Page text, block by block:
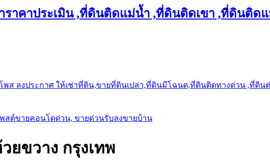
ราคาประเมิน ,ที่ดินติดแม่น้ำ ,ที่ดินติดเขา ,ที่ดินติด
พส ลงประกาศ ให้เช่าที่ดิน,ขายที่ดินเปล่า,ที่ดินมีโฉนด,ที่ดินติดทางด่วน ,ที่ดิน
สต์ขายคอนโดด่วน, ขายด่วนรับลงขายบ้าน
ยขวาง กรุงเทพ